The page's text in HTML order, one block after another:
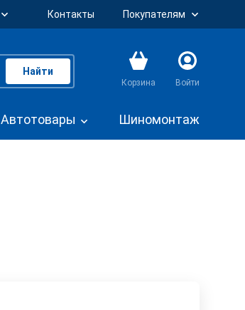
Контакты Покупателям
Найти
Корзина Войти
Автотовары Шиномонтаж